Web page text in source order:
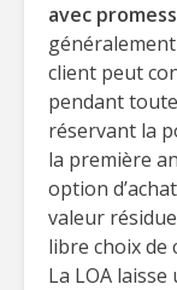
avec
client peut
pendant
réservant la
la première
option
valeur
libre choix de
La LOA